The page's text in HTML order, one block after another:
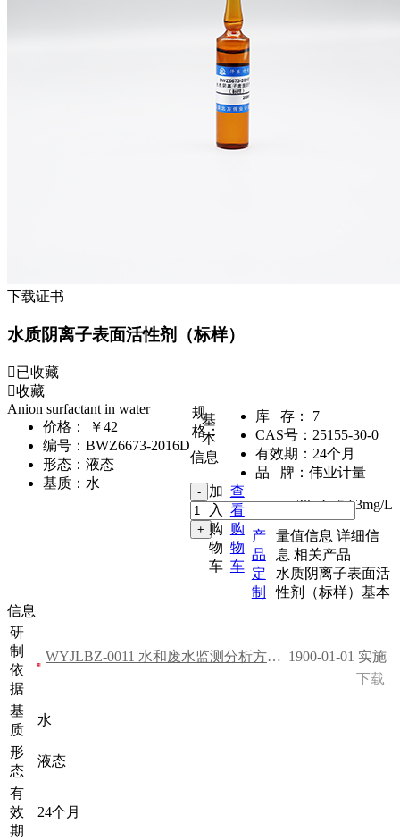
下载证书
水质阴离子表面活性剂（标样）
已收藏
收藏
Anion surfactant in water
价格：
￥42
编号： BWZ6673-2016D
形态： 液态
基质： 水
库 存：
7
CAS号： 25155-30-0
有效期： 24个月
品 牌： 伟业计量
规
格：
20mL,5.63mg/L
加
入
购
物
车
查
看
购
物
车
产
品
定
制
基
本
信息
量值信息 详细信
息 相关产品
水质阴离子表面活
性剂（标样）基本
信息
研
制
依
据
WYJLBZ-0011 水和废水监测分析方法（第四版）
1900-01-01 实施
下载
基
质
水
形
态
液态
有
效
期
24个月